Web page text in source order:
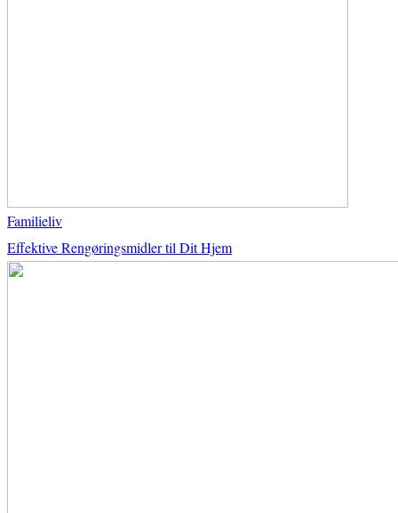
Familieliv
Effektive Rengøringsmidler til Dit Hjem